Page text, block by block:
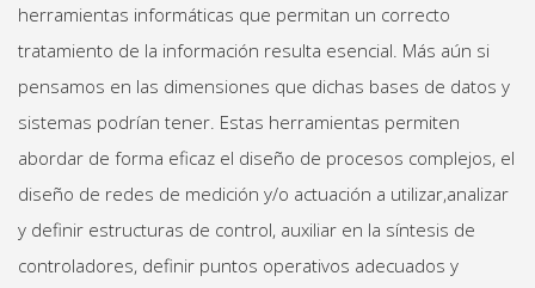
herramientas informáticas que permitan un correcto
tratamiento de la información resulta esencial. Más aún si
pensamos en las dimensiones que dichas bases de datos y
sistemas podrían tener. Estas herramientas permiten
abordar de forma eficaz el diseño de procesos complejos, el
diseño de redes de medición y/o actuación a utilizar,analizar
y definir estructuras de control, auxiliar en la síntesis de
controladores, definir puntos operativos adecuados y